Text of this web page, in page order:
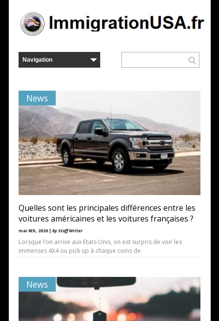
News
Quelles sont les principales différences entre les
voitures américaines et les voitures françaises ?
mai 8th, 2020 | by Staff Writer
Lorsque l’on arrive aux Etats-Unis, on est surpris de voir les
immenses 4X4 ou pick up à chaque coins de
News